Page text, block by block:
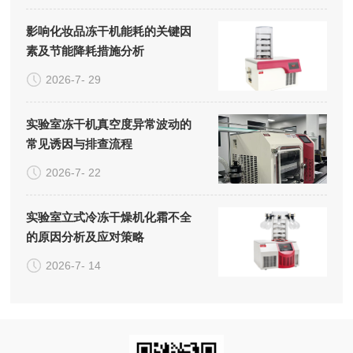
影响化妆品冻干机能耗的关键因
素及节能降耗措施分析
2026-7- 29
实验室冻干机真空度异常波动的
常见诱因与排查流程
2026-7- 22
实验室立式冷冻干燥机化霜不全
的原因分析及应对策略
2026-7- 14